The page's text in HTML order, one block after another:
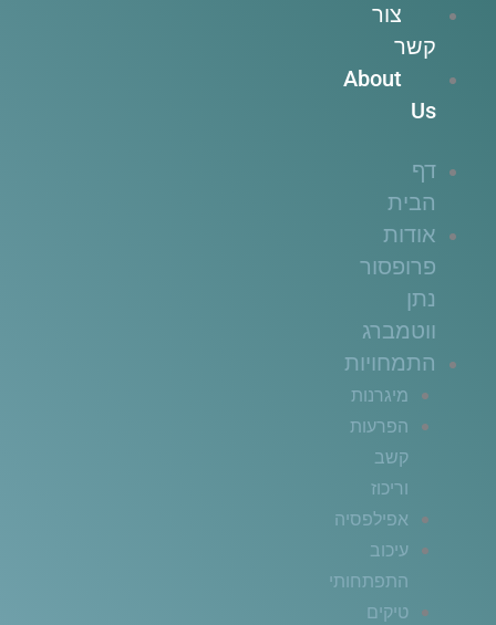
צור
קשר
About
Us
דף
הבית
אודות
פרופסור
נתן
ווטמברג
התמחויות
מיגרנות
הפרעות
קשב
וריכוז
אפילפסיה
עיכוב
התפתחותי
טיקים